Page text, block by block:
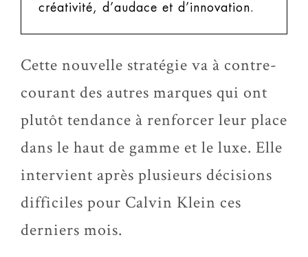
créativité, d’audace et d’innovation.
Cette nouvelle stratégie va à contre-
courant des autres marques qui ont
plutôt tendance à renforcer leur place
dans le haut de gamme et le luxe. Elle
intervient après plusieurs décisions
difficiles pour Calvin Klein ces
derniers mois.